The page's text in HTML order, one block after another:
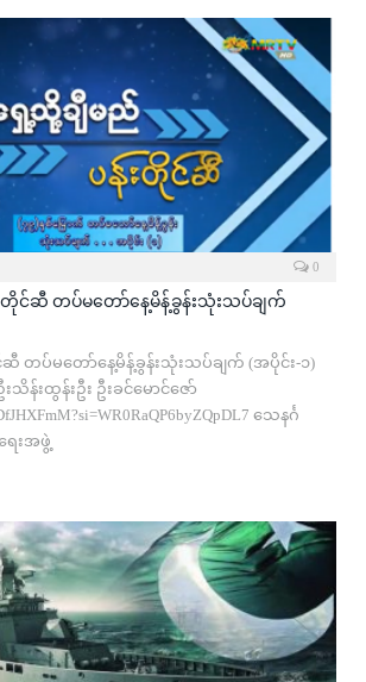
0
င်ဆီ တပ်မတော်နေ့မိန့်ခွန်းသုံးသပ်ချက်
တပ်မတော်နေ့မိန့်ခွန်းသုံးသပ်ချက် (အပိုင်း-၁)
န်းထွန်းဦး ဦးခင်မောင်ဇော်
သေနင်္ဂ
းအဖွဲ့